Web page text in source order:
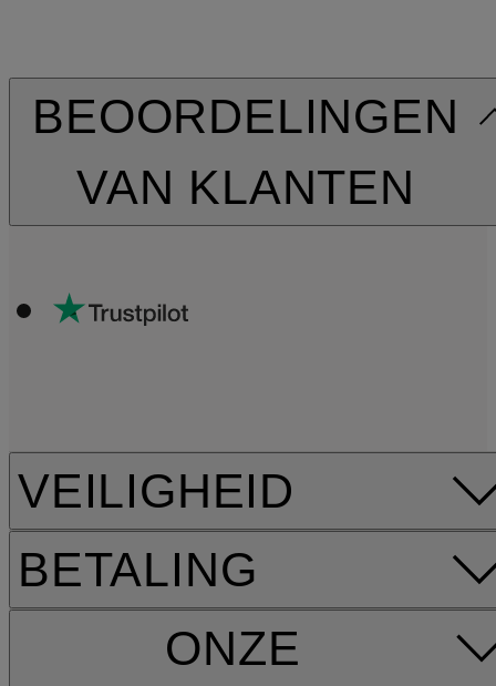
BEOORDELINGEN
VAN KLANTEN
VEILIGHEID
BETALING
ONZE